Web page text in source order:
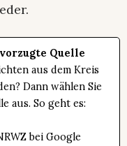
Quelle
aus dem Kreis
Dann wählen Sie
aus. So geht es:
bei Google